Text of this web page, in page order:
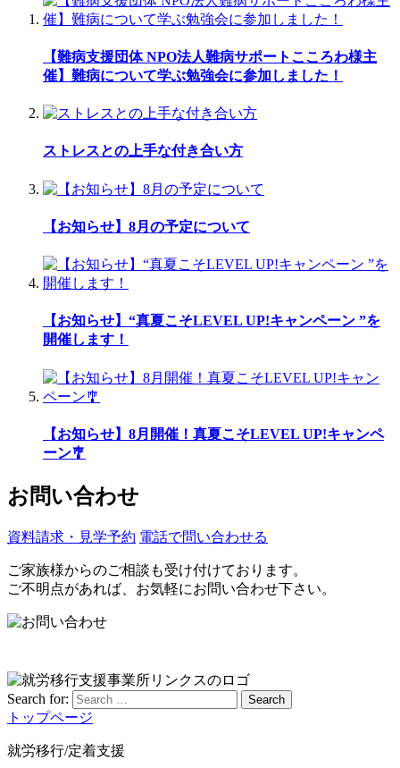
【難病支援団体 NPO法人難病サポートこころわ様主
催】難病について学ぶ勉強会に参加しました！
ストレスとの上手な付き合い方
【お知らせ】8月の予定について
【お知らせ】“真夏こそLEVEL UP!キャンペーン ”を
開催します！
【お知らせ】8月開催！真夏こそLEVEL UP!キャンペ
ーン🎐
お問い合わせ
資料請求・見学予約 電話で問い合わせる
ご家族様からのご相談も受け付けております。
ご不明点があれば、お気軽にお問い合わせ下さい。
Search for: Search
トップページ
就労移行/定着支援